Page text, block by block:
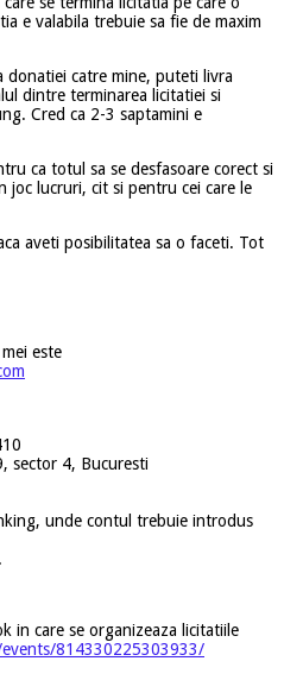
e valabila trebuie sa fie de maxim
catre mine, puteti livra
dintre terminarea licitatiei si
Cred ca 2-3 saptamini e
ca totul sa se desfasoare corect si
joc lucruri, cit si pentru cei care le
aveti posibilitatea sa o faceti. Tot
este
sector 4, Bucuresti
unde contul trebuie introdus
in care se organizeaza licitatiile
814330225303933/